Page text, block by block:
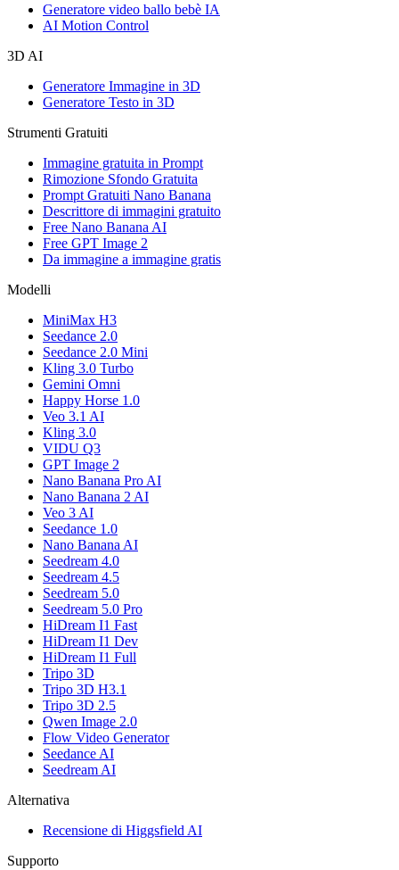
Generatore video ballo bebè IA
AI Motion Control
3D AI
Generatore Immagine in 3D
Generatore Testo in 3D
Strumenti Gratuiti
Immagine gratuita in Prompt
Rimozione Sfondo Gratuita
Prompt Gratuiti Nano Banana
Descrittore di immagini gratuito
Free Nano Banana AI
Free GPT Image 2
Da immagine a immagine gratis
Modelli
MiniMax H3
Seedance 2.0
Seedance 2.0 Mini
Kling 3.0 Turbo
Gemini Omni
Happy Horse 1.0
Veo 3.1 AI
Kling 3.0
VIDU Q3
GPT Image 2
Nano Banana Pro AI
Nano Banana 2 AI
Veo 3 AI
Seedance 1.0
Nano Banana AI
Seedream 4.0
Seedream 4.5
Seedream 5.0
Seedream 5.0 Pro
HiDream I1 Fast
HiDream I1 Dev
HiDream I1 Full
Tripo 3D
Tripo 3D H3.1
Tripo 3D 2.5
Qwen Image 2.0
Flow Video Generator
Seedance AI
Seedream AI
Alternativa
Recensione di Higgsfield AI
Supporto